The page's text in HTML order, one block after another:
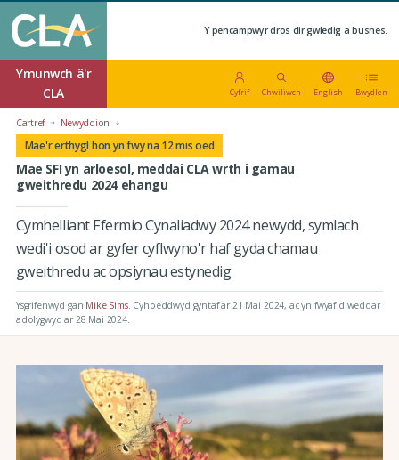
Y pencampwyr dros dir gwledig a busnes.
Ymunwch â'r
CLA
Cyfrif Chwiliwch English Bwydlen
Cartref Newyddion
Mae'r erthygl hon yn fwy na 12 mis oed
Mae SFI yn arloesol, meddai CLA wrth i gamau
gweithredu 2024 ehangu
Cymhelliant Ffermio Cynaliadwy 2024 newydd, symlach
wedi'i osod ar gyfer cyflwyno'r haf gyda chamau
gweithredu ac opsiynau estynedig
Ysgrifenwyd gan Mike Sims. Cyhoeddwyd gyntaf ar 21 Mai 2024, ac yn fwyaf diweddar
adolygwyd ar 28 Mai 2024.